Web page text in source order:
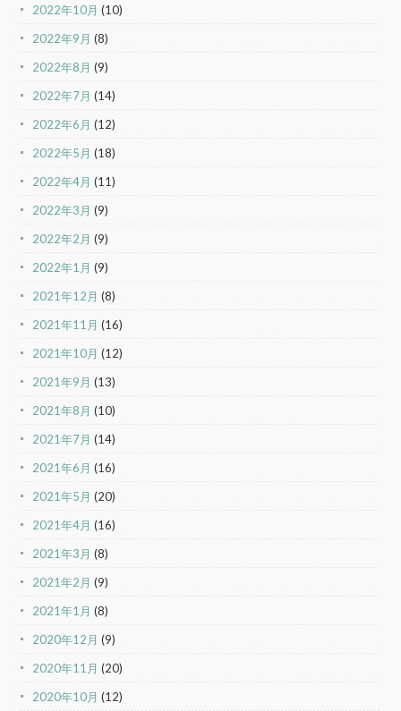
2022年10月 (10)
2022年9月 (8)
2022年8月 (9)
2022年7月 (14)
2022年6月 (12)
2022年5月 (18)
2022年4月 (11)
2022年3月 (9)
2022年2月 (9)
2022年1月 (9)
2021年12月 (8)
2021年11月 (16)
2021年10月 (12)
2021年9月 (13)
2021年8月 (10)
2021年7月 (14)
2021年6月 (16)
2021年5月 (20)
2021年4月 (16)
2021年3月 (8)
2021年2月 (9)
2021年1月 (8)
2020年12月 (9)
2020年11月 (20)
2020年10月 (12)